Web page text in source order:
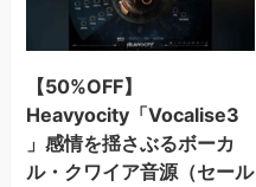
【50%OFF】
Heavyocity「Vocalise3
」感情を揺さぶるボーカ
ル・クワイア音源（セール